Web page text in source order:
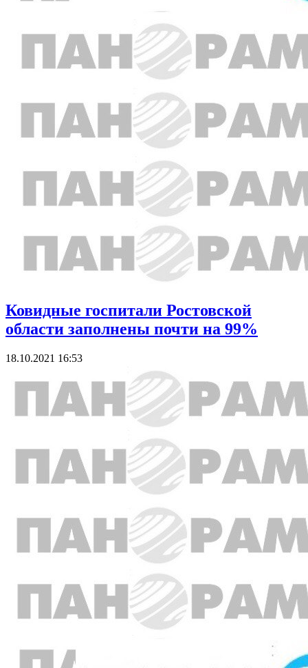
Ковидные госпитали Ростовской
области заполнены почти на 99%
18.10.2021 16:53